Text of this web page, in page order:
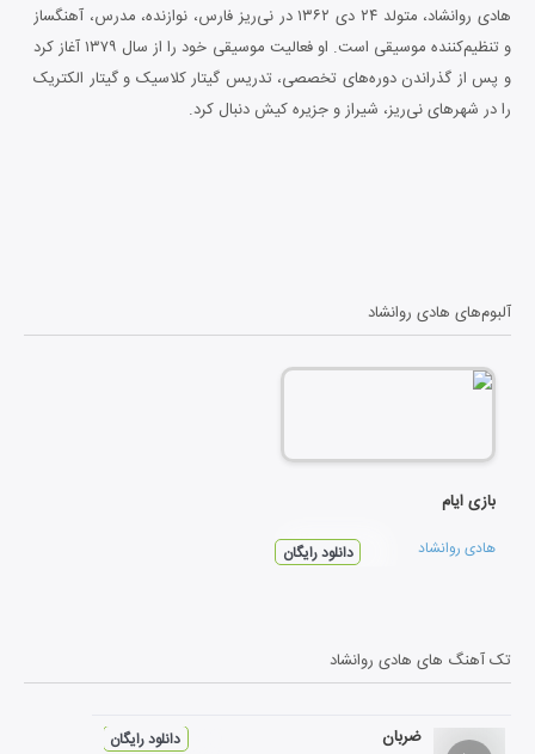
هادی روانشاد، متولد ۲۴ دی ۱۳۶۲ در نی‌ریز فارس، نوازنده، مدرس، آهنگساز
و تنظیم‌کننده موسیقی است. او فعالیت موسیقی خود را از سال ۱۳۷۹ آغاز کرد
و پس از گذراندن دوره‌های تخصصی، تدریس گیتار کلاسیک و گیتار الکتریک
را در شهرهای نی‌ریز، شیراز و جزیره کیش دنبال کرد.
طریق پلتفرم‌های رسمی موسیقی منتشر خواهد شد.
آلبوم‌های هادی روانشاد
بازی ایام
هادی روانشاد دانلود رایگان
تک آهنگ های هادی روانشاد
ضربان دانلود رایگان